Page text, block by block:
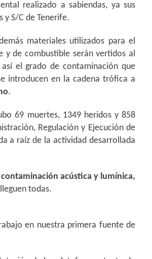
realizado a sabiendas, ya sus
y S/C de Tenerife.
materiales utilizados para el
y de combustible serán vertidos al
el grado de contaminación que
introducen en la cadena trófica a
.
69 muertes, 1349 heridos y 858
Regulación y Ejecución de
a raíz de la actividad desarrollada
contaminación acústica y lumínica,
todas.
en nuestra primera fuente de